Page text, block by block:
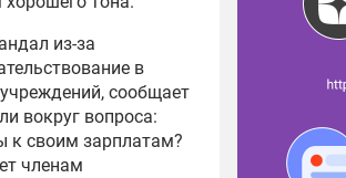
из-за
в
сообщает
вокруг вопроса:
к своим зарплатам?
членам